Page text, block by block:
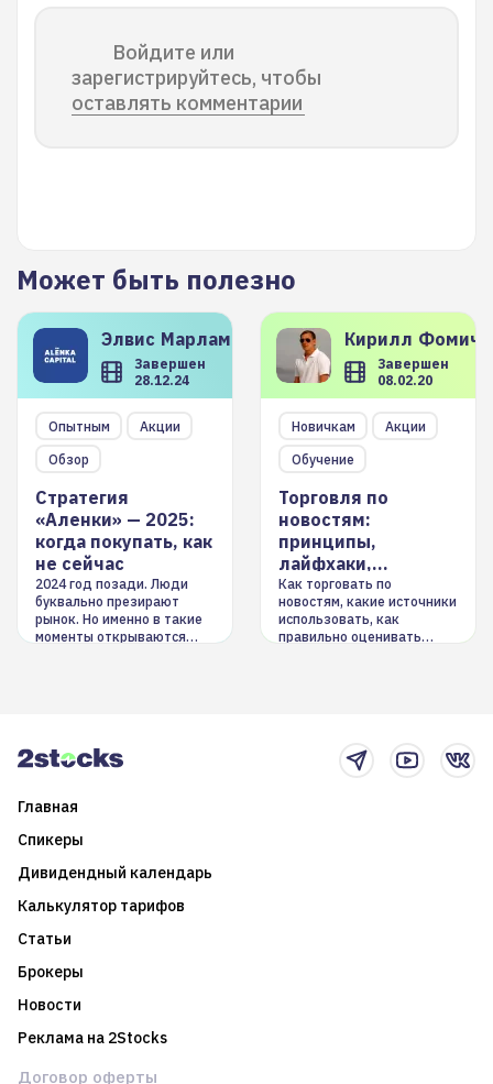
Войдите или
зарегистрируйтесь, чтобы
оставлять комментарии
Может быть полезно
Элвис Марламов
Завершен
28.12.24
Опытным
Акции
Обзор
Стратегия
«Аленки» — 2025:
когда покупать, как
не сейчас
2024 год позади. Люди
буквально презирают
рынок. Но именно в такие
моменты открываются
Кирилл
Завершен
08.02.20
Новичкам
Акции
Обучение
Торговля по
новостям:
принципы,
лайфхаки,
инструменты
Как торговать по
новостям, какие источники
использовать, как
правильно оценивать
Главная
Спикеры
Дивидендный календарь
Калькулятор тарифов
Статьи
Брокеры
Новости
Реклама на 2Stocks
Договор оферты